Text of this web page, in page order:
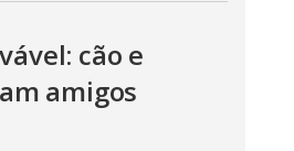
cão e
amigos